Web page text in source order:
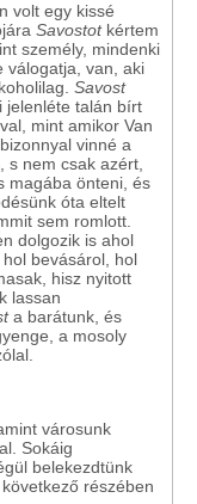
volt egy kissé
Savostotkértem
személy, mindenki
válogatja, van, aki
Savost
jelenléte talán bírt
mint amikor Van
vinné a
s nem csak azért,
magába önteni, és
óta eltelt
sem romlott.
dolgozik is ahol
bevásárol, hol
hisz nyitott
lassan
a barátunk, és
a mosoly
városunk
Sokáig
belekezdtünk
részében